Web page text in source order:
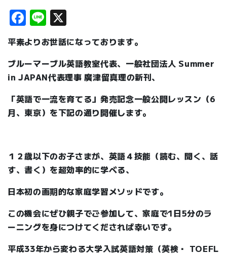
Facebook
Line
平素よりお世話になっております。
ブルーマーブル英語教室代表、一般社団法人 Summer
in JAPAN代表理事 廣津留真理の新刊、
「英語で一流を育てる」発売記念一般公開レッスン（6
月、東京）を下記の通り開催します。
１２歳以下のお子さまが、英語４技能（読む、聞く、話
す、書く）を超効率的に学べる、
日本初の画期的な家庭学習メソッドです。
この機会にぜひ親子でご参加して、家庭で1日5分のラ
ーニングを身につけてくだされば幸いです。
平成33年から変わる大学入試英語対策（英検・ TOEFL